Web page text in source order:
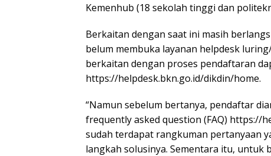
Kemenhub (18 sekolah tinggi dan
Berkaitan dengan saat ini masih
belum membuka layanan helpdesk
berkaitan dengan proses pendaftaran
https://helpdesk.bkn.go.id/dikdin/home.
“Namun sebelum bertanya, pendaftar
frequently asked question (FAQ) https://
sudah terdapat rangkuman pertanyaan
langkah solusinya. Sementara itu,